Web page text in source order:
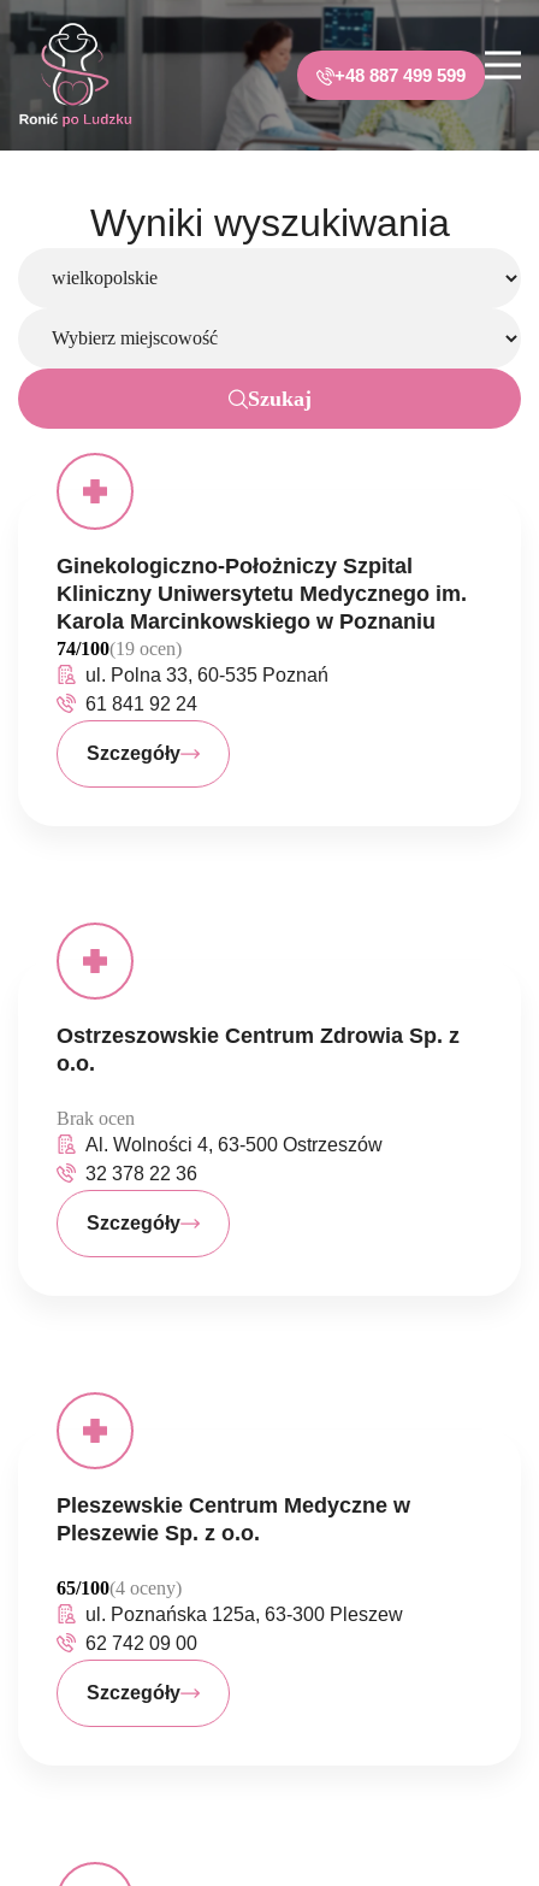
+48 887 499 599
Wyniki wyszukiwania
Szukaj
Ginekologiczno-Położniczy Szpital
Kliniczny Uniwersytetu Medycznego im.
Karola Marcinkowskiego w Poznaniu
74/100(19 ocen)
ul. Polna 33, 60-535 Poznań
61 841 92 24
Szczegóły
Ostrzeszowskie Centrum Zdrowia Sp. z
o.o.
Brak ocen
Al. Wolności 4, 63-500 Ostrzeszów
32 378 22 36
Szczegóły
Pleszewskie Centrum Medyczne w
Pleszewie Sp. z o.o.
65/100(4 oceny)
ul. Poznańska 125a, 63-300 Pleszew
62 742 09 00
Szczegóły